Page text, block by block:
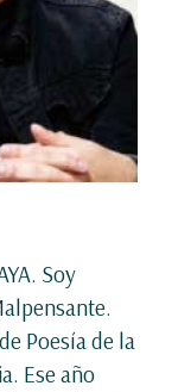
Soy
Poesía de la
Ese año